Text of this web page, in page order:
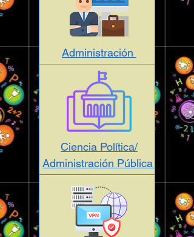
Administración
Ciencia Política/
Administración Pública